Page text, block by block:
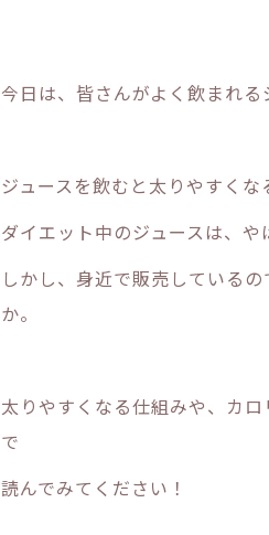
今日は、皆さんがよく飲まれる
ジュースを飲むと太りやすく
ダイエット中のジュースは、や
しかし、身近で販売している
か。
太りやすくなる仕組みや、カ
で
読んでみてください！